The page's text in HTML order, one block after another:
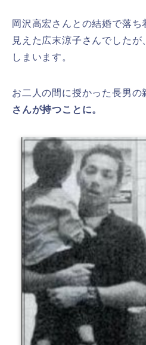
岡沢高宏さんとの結婚で落ち
見えた広末涼子さんでしたが
しまいます。
お二人の間に授かった長男の
さんが持つことに。